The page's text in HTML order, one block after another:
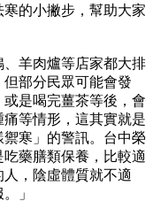
的小撇步，幫助大家
羊肉爐等店家都大排
部分民眾可能會發
是喝完薑茶等後，會
等情形，這其實就是
寒」的警訊。台中榮
藥膳類保養，比較適
，陰虛體質就不適
」